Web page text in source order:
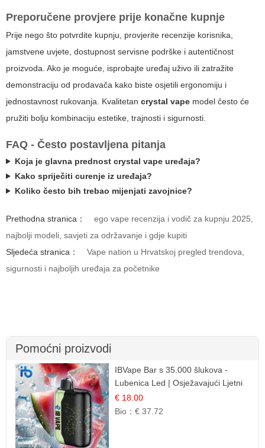
Preporučene provjere prije konačne kupnje
Prije nego što potvrdite kupnju, provjerite recenzije korisnika,
jamstvene uvjete, dostupnost servisne podrške i autentičnost
proizvoda. Ako je moguće, isprobajte uređaj uživo ili zatražite
demonstraciju od prodavača kako biste osjetili ergonomiju i
jednostavnost rukovanja. Kvalitetan crystal vape model često će
pružiti bolju kombinaciju estetike, trajnosti i sigurnosti.
FAQ - Često postavljena pitanja
Koja je glavna prednost crystal vapeuređaja?
Kako spriječiti curenje iz uređaja?
Koliko često bih trebao mijenjati zavojnice?
Prethodna stranica：
ego vape recenzija i vodič za kupnju 2025,
najbolji modeli, savjeti za održavanje i gdje kupiti
Sljedeća stranica：
Vape nation u Hrvatskoj pregled trendova,
sigurnosti i najboljih uređaja za početnike
Pomoćni proizvodi
IBVape Bar s 35.000 šlukova -
Lubenica Led | Osježavajući Ljetni
Okus
€ 18.00
Bio：€ 37.72